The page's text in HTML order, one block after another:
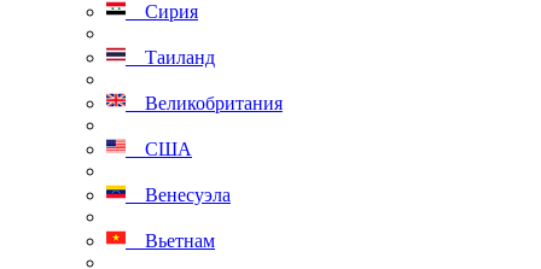
Сирия
Таиланд
Великобритания
США
Венесуэла
Вьетнам